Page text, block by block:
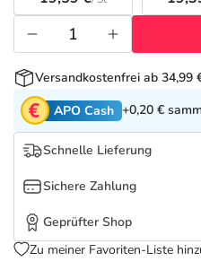
Tierapotheke
Vitamine &
Marken
Salus Deals
Versandkostenfrei ab 34,99
APO Cash +0,20 €
Schnelle Lieferung
Sichere Zahlung
Geprüfter Shop
Zu meiner Favoriten-Liste